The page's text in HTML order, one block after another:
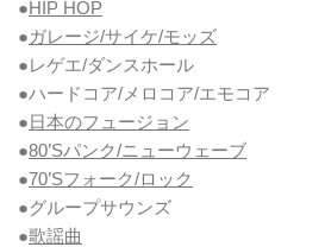
●HIP HOP
●ガレージ/サイケ/モッズ
●レゲエ/ダンスホール
●ハードコア/メロコア/エモコア
●日本のフュージョン
●80’Sパンク/ニューウェーブ
●70’Sフォーク/ロック
●グループサウンズ
●歌謡曲